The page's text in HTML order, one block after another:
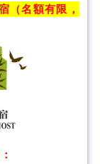
（名額有限，